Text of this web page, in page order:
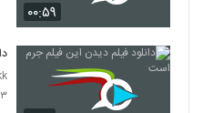
۰۰:۵۹
۲۳